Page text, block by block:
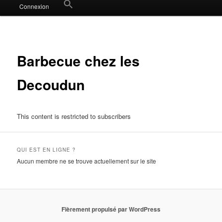
Connexion Search
Search Button
Barbecue chez les
Decoudun
This content is restricted to subscribers
QUI EST EN LIGNE ?
Aucun membre ne se trouve actuellement sur le site
Fièrement propulsé par WordPress